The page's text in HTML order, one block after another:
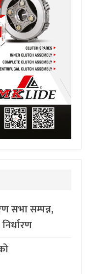
सभा सम्पन्न,